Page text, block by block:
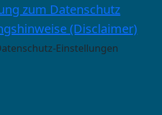
zum Datenschutz
(Disclaimer)
Einstellungen